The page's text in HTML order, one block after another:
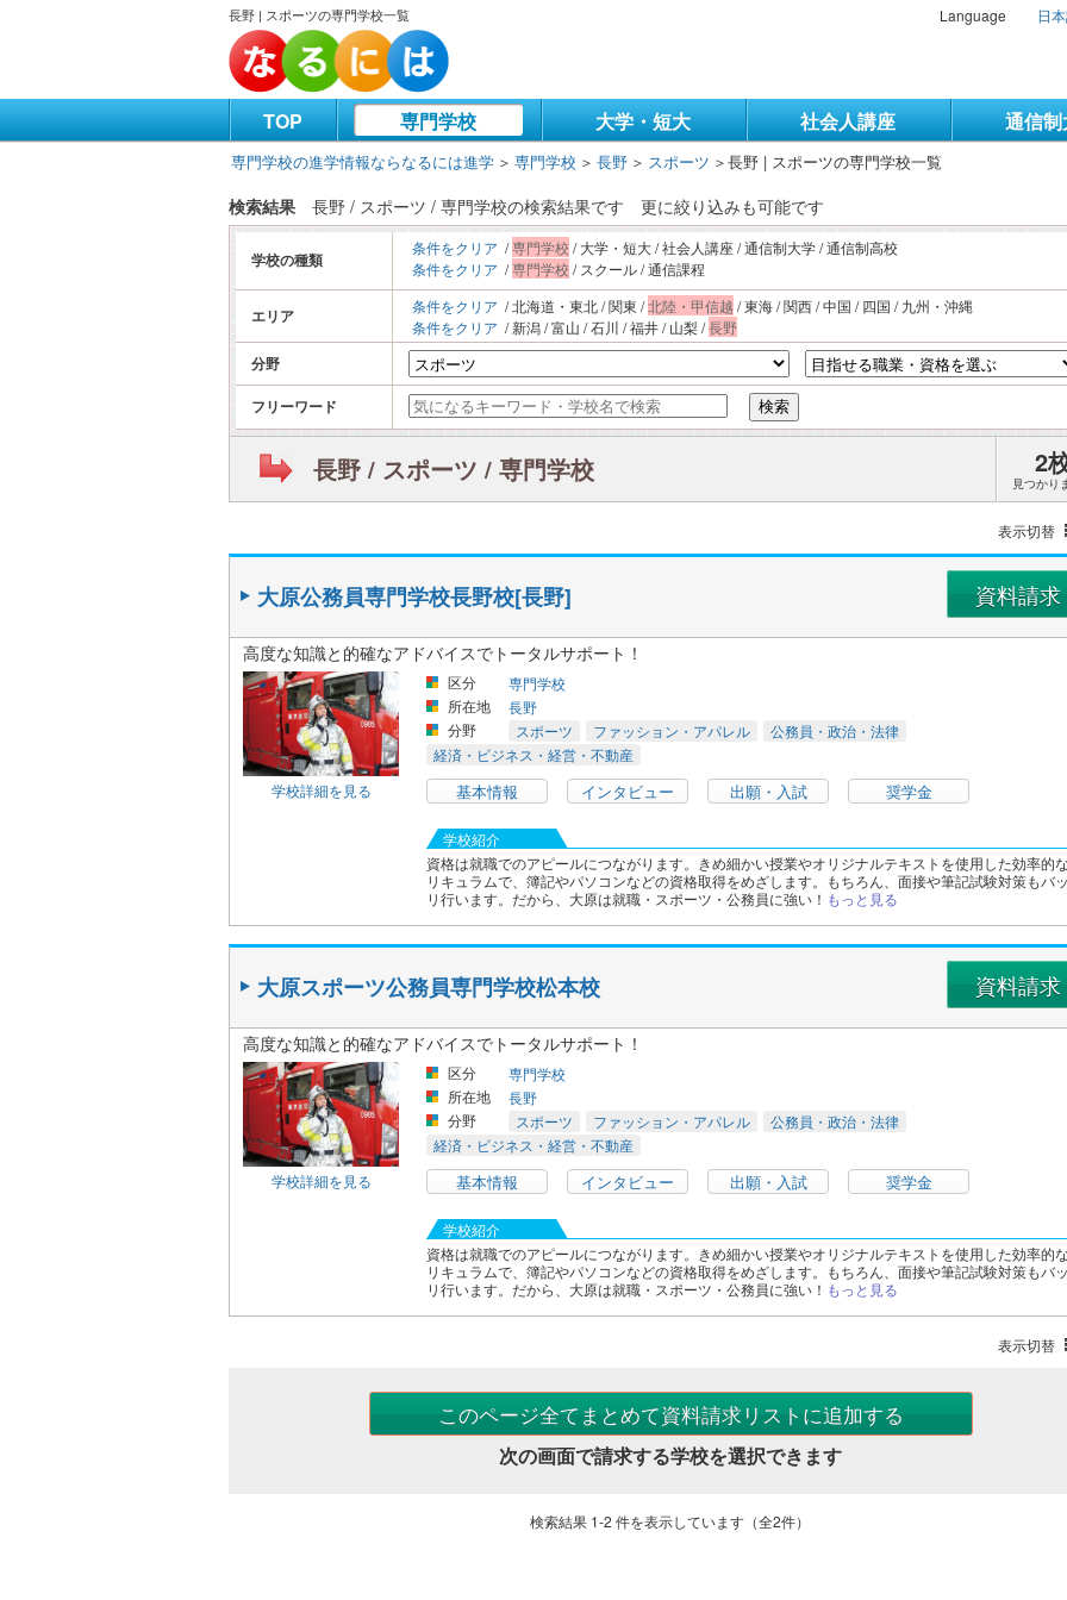
長野 | スポーツの専門学校一覧 Language 日
TOP 専門学校 大学・短大 社会人講座 通信
専門学校の進学情報ならなるには進学 ＞ 専門学校 ＞ 長野 ＞ スポーツ ＞長野 | スポーツの専門学校一覧
検索結果 長野 / スポーツ / 専門学校の検索結果です 更に絞り込みも可能です
学校の種類
条件をクリア /専門学校 / 大学・短大 / 社会人講座 / 通信制大学 / 通信制高校
条件をクリア /専門学校 / スクール / 通信課程
エリア 条件をクリア / 北海道・東北 / 関東 /北陸・甲信越 / 東海 / 関西 / 中国 / 四国 / 九州・沖縄
条件をクリア / 新潟 / 富山 / 石川 / 福井 / 山梨 /長野
分野
フリーワード
検索
長野 / スポーツ / 専門学校 2
見つかり
表示切替
大原公務員専門学校長野校[長野] 資料請求
高度な知識と的確なアドバイスでトータルサポート！
学校詳細を見る
区分
専門学校
所在地
長野
分野
スポーツ ファッション・アパレル
公務員・政治・法律
経済・ビジネス・経営・不動産
基本情報 インタビュー 出願・入試 奨学金
学校紹介
資格は就職でのアピールにつながります。きめ細かい授業やオリジナルテキストを使用した効率的
リキュラムで、簿記やパソコンなどの資格取得をめざします。もちろん、面接や筆記試験対策もバ
リ行います。だから、大原は就職・スポーツ・公務員に強い！ もっと見る
大原スポーツ公務員専門学校松本校 資料請求
高度な知識と的確なアドバイスでトータルサポート！
学校詳細を見る
区分
専門学校
所在地
長野
分野
スポーツ ファッション・アパレル
公務員・政治・法律
経済・ビジネス・経営・不動産
基本情報 インタビュー 出願・入試 奨学金
学校紹介
資格は就職でのアピールにつながります。きめ細かい授業やオリジナルテキストを使用した効率的
リキュラムで、簿記やパソコンなどの資格取得をめざします。もちろん、面接や筆記試験対策もバ
リ行います。だから、大原は就職・スポーツ・公務員に強い！ もっと見る
表示切替
このページ全てまとめて資料請求リストに追加する
次の画面で請求する学校を選択できます
検索結果 1-2 件を表示しています（全2件）